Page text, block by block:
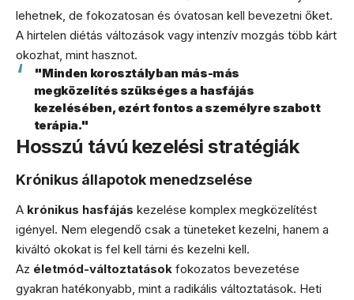
lehetnek, de fokozatosan és óvatosan kell bevezetni őket.
A hirtelen diétás változások vagy intenzív mozgás több kárt
okozhat, mint hasznot.
"Minden korosztályban más-más
megközelítés szükséges a hasfájás
kezelésében, ezért fontos a személyre szabott
terápia."
Hosszú távú kezelési stratégiák
Krónikus állapotok menedzselése
A krónikus hasfájás kezelése komplex megközelítést
igényel. Nem elegendő csak a tüneteket kezelni, hanem a
kiváltó okokat is fel kell tárni és kezelni kell.
Az életmód-változtatások fokozatos bevezetése
gyakran hatékonyabb, mint a radikális változtatások. Heti